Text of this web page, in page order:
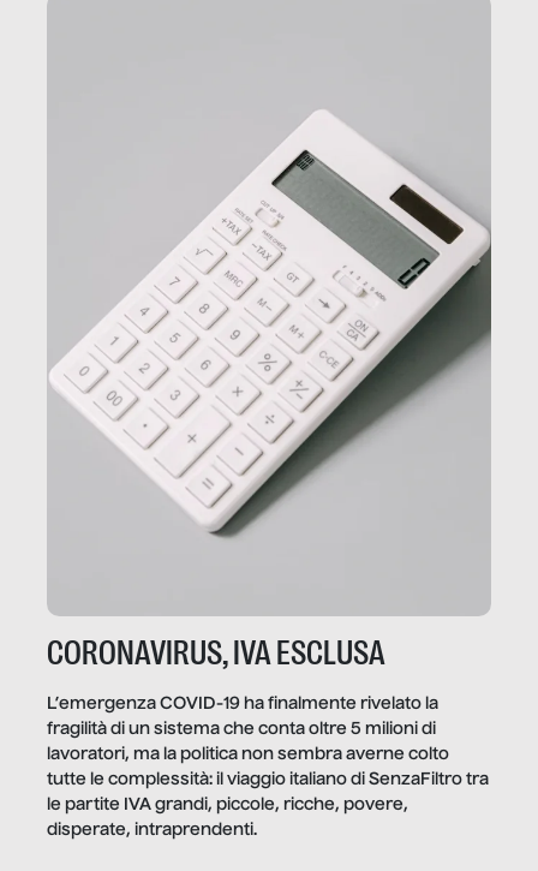
CORONAVIRUS, IVA ESCLUSA
L’emergenza COVID-19 ha finalmente rivelato la
fragilità di un sistema che conta oltre 5 milioni di
lavoratori, ma la politica non sembra averne colto
tutte le complessità: il viaggio italiano di SenzaFiltro tra
le partite IVA grandi, piccole, ricche, povere,
disperate, intraprendenti.